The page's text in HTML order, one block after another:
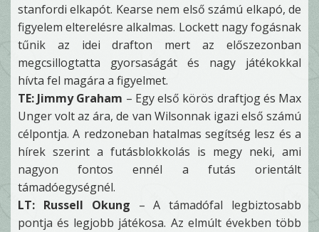
stanfordi elkapót. Kearse nem első számú elkapó, de
figyelem elterelésre alkalmas. Lockett nagy fogásnak
tűnik az idei drafton mert az előszezonban
megcsillogtatta gyorsaságát és nagy játékokkal
hívta fel magára a figyelmet.
TE: Jimmy Graham – Egy első körös draftjog és Max
Unger volt az ára, de van Wilsonnak igazi első számú
célpontja. A redzoneban hatalmas segítség lesz és a
hírek szerint a futásblokkolás is megy neki, ami
nagyon fontos ennél a futás orientált
támadóegységnél.
LT: Russell Okung – A támadófal legbiztosabb
pontja és legjobb játékosa. Az elmúlt években több